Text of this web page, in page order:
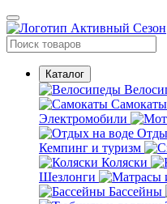
Каталог
Самокаты
Электромобили
Кемпинг и туризм
Коляски
Шезлонги
Бассейны